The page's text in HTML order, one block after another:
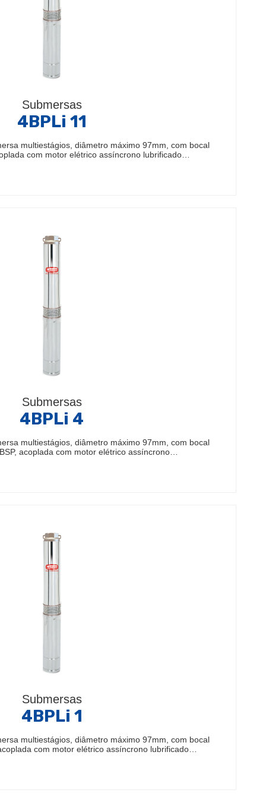
Submersas
4BPLi 11
multiestágios, diâmetro máximo 97mm, com bocal
com motor elétrico assíncrono lubrificado…
Submersas
4BPLi 4
multiestágios, diâmetro máximo 97mm, com bocal
acoplada com motor elétrico assíncrono…
Submersas
4BPLi 1
multiestágios, diâmetro máximo 97mm, com bocal
com motor elétrico assíncrono lubrificado…